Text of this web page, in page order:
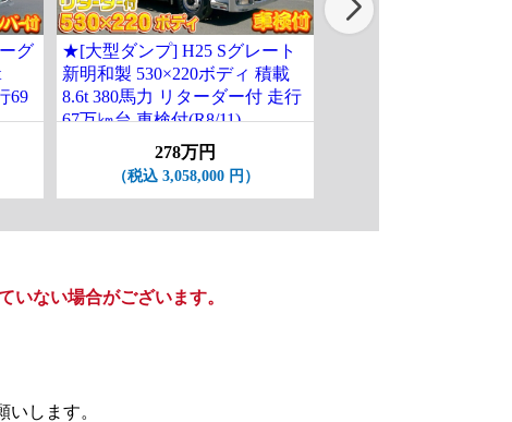
グ
69
★[大型ダンプ] H25 Sグレート
新明和製 530×220ボディ 積載
8.6t 380馬力 リターダー付 走行
67万㎞台 車検付(R8/11)
278万円
（税込 3,058,000 円）
いない場合がございます。
いします。